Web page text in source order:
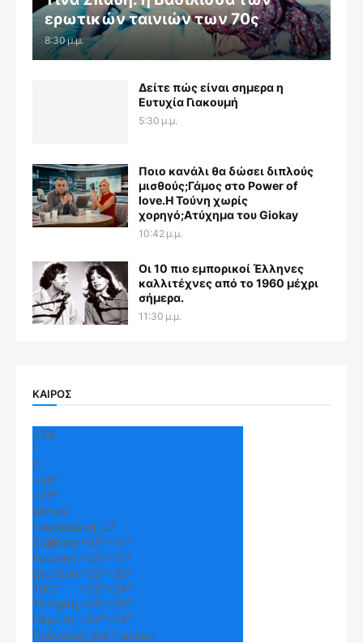
ερωτικών ταινιών των 70ς
8:30 μ.μ.
Δείτε πώς είναι σημερα η
Ευτυχία Γιακουμή
5:30 μ.μ.
Ποιο κανάλι θα δώσει διπλούς
μισθούς;Γάμος στο Power of
love.Η Τούνη χωρίς
χορηγό;Aτύχημα του Giokay
10:42 μ.μ.
Οι 10 πιο εμπορικοί Έλληνες
καλλιτέχνες από το 1960 μέχρι
σήμερα.
11:30 μ.μ.
ΚΑΙΡΟΣ
+34
°
C
+35°
+27°
Αθήνα
Παρασκευή, 07
Σάββατο+38°+31°
Κυριακή +35°+27°
Δευτέρα+33°+25°
Τρίτη
+35°+24°
Τετάρτη +35°+25°
Πέμπτη +34°+24°
Πρόγνωση για 7 μέρες